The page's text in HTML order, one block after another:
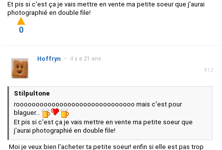
Et pis si c'est ça je vais mettre en vente ma petite soeur que j'aurai
photographié en double file!
0
#12
Hoffryn • il y a 21 ans
Stilpultone
roooooooooooooooooooooooooooooo mais c'est pour
blaguer...
Et pis si c'est ça je vais mettre en vente ma petite soeur que
j'aurai photographié en double file!
Moi je veux bien l'acheter ta petite soeur! enfin si elle est pas trop